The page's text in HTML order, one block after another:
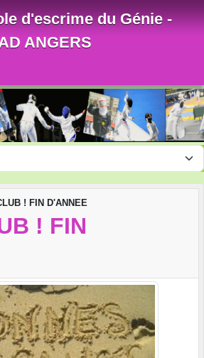
d'escrime du Génie -
ANGERS
! FIN D'ANNEE
! FIN
cookies